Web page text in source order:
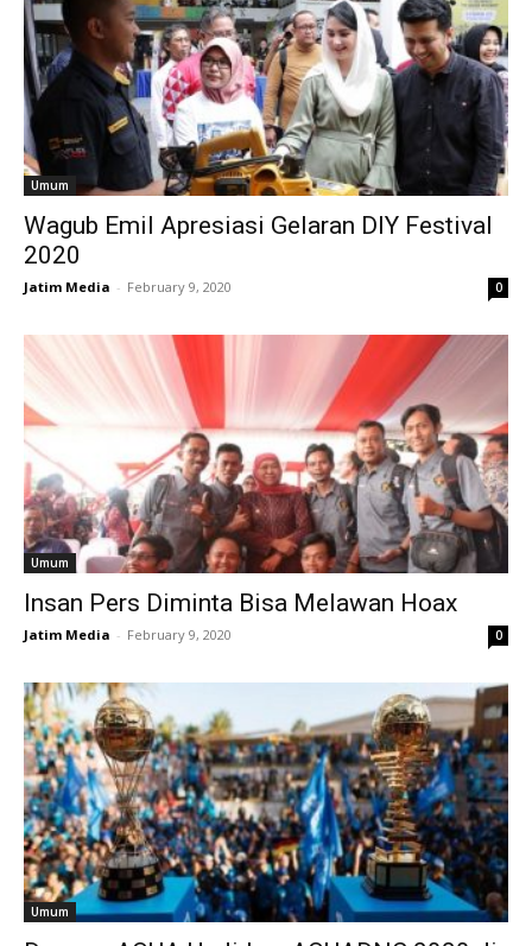
Umum
Wagub Emil Apresiasi Gelaran DIY Festival
2020
Jatim Media - February 9, 2020 0
Umum
Insan Pers Diminta Bisa Melawan Hoax
Jatim Media - February 9, 2020 0
Umum